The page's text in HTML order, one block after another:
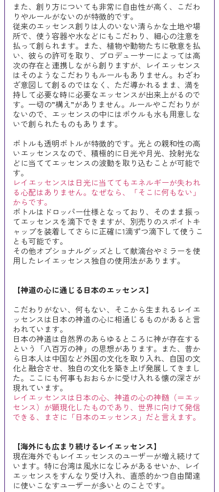
また、創り方についても非常に自由性が高く、こだわ
りやルールがないのが特徴的です。
従来のエッセンス創りは人のいない清らかな土地や場
所で、使う容器や水などにもこだわり、細心の注意を
払って創られます。また、植物や動物たちに敬意を払
い、彼らの許可を取り、プロデューサーによっては高
次の存在と連携しながら創りますが、レイエッセンス
はそのようなこだわりもルールもありません。わざわ
ざ意図して創るのではなく、ただ導かれるまま、満を
持して必要な時に必要なエッセンスが出来上がるので
す。一切の”構え”がありません。ルールやこだわりが
ないので、エッセンスの中にはボウルも水も用意しな
いで創られたものもあります。
ボトルも透明ボトルが特徴的です。光との親和性の高
いエッセンスなので、積極的に日光や月光、投射光な
どに当ててエッセンスの波動を取り込むことが可能で
す。
レイエッセンスは日光に当ててもエネルギーが失われ
る心配はありません。なぜなら、「そこに何もない」
からです。
ボトルはドロッパー仕様となっており、そのまま振っ
てエッセンスを滴下できますが、別売りのスポイトキ
ャップを装着してさらに正確に1滴ずつ滴下して使うこ
とも可能です。
その他オプショナルグッズとして献滴台やミラーを使
用したレイエッセンス独自の使用法があります。
【神道の心に通じる日本のエッセンス】
こだわりがない、何もない、そこから生まれるレイエ
ッセンスは日本の神道の心に相通じるものがあると言
われています。
日本の神道は自然界のあらゆるところに神が存在する
という「八百万の神」の思想があります。また、昔か
ら日本人は中国など外国の文化を取り入れ、自国の文
化と融合させ、独自の文化を築き上げ発展してきまし
た。ここにも何事もおおらかに受け入れる懐の深さが
現れています。
レイエッセンスは日本の心、神道の心の神髄（＝エッ
センス）が顕現化したものであり、世界に向けて発信
できる、まさに「日本のエッセンス」だと言えます。
【海外にも広まり続けるレイエッセンス】
現在海外でもレイエッセンスのユーザーが増え続けて
います。特に台湾は風水になじみがあるせいか、レイ
エッセンスをすんなり受け入れ、直感的かつ自由闊達
に使いこなすユーザーが多いとのことです。